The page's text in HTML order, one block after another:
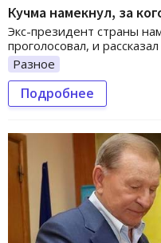
Кучма намекнул, за
Экс-президент страны
проголосовал, и
Разное
Подробнее